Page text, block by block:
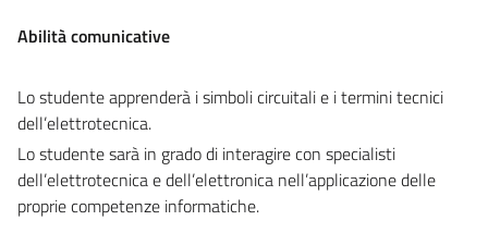
Abilità comunicative
Lo studente apprenderà i simboli circuitali e i termini tecnici
dell’elettrotecnica.
Lo studente sarà in grado di interagire con specialisti
dell’elettrotecnica e dell’elettronica nell’applicazione delle
proprie competenze informatiche.